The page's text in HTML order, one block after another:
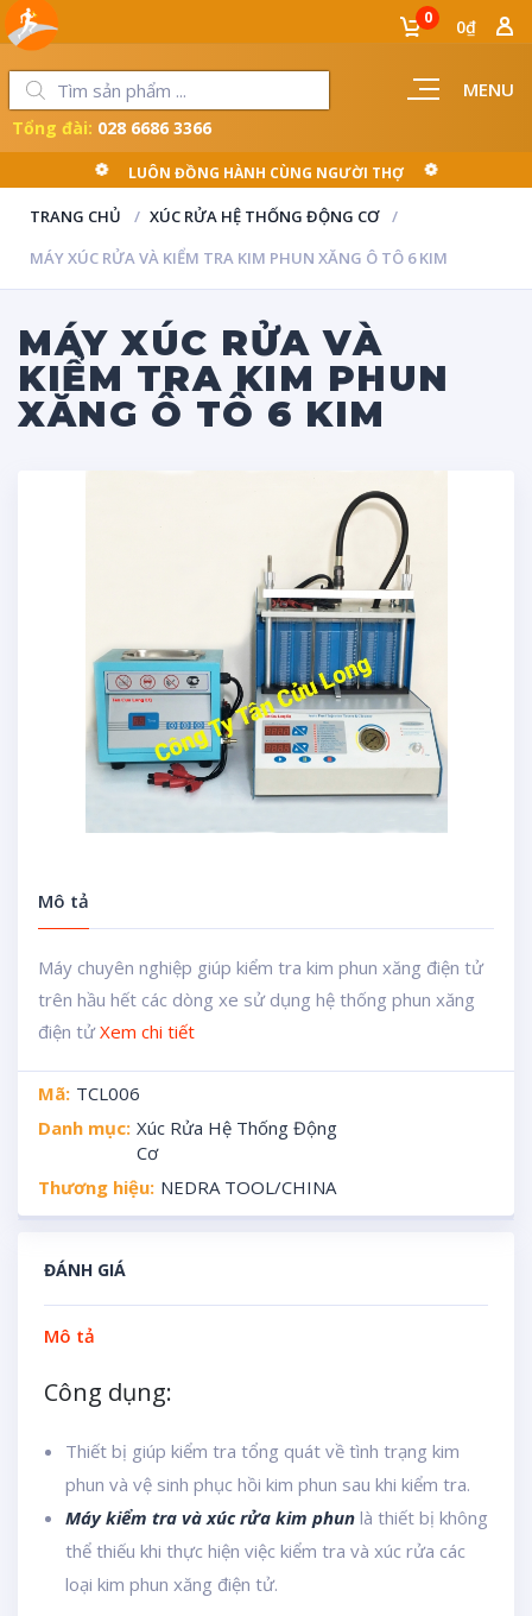
MENU
0 0₫
LUÔN ĐỒNG HÀNH CÙNG NGƯỜI THỢ
Tổng đài: 028 6686 3366
TRANG CHỦ
XÚC RỬA HỆ THỐNG ĐỘNG CƠ
MÁY XÚC RỬA VÀ KIỂM TRA KIM PHUN XĂNG Ô TÔ 6 KIM
MÁY XÚC RỬA VÀ
KIỂM TRA KIM PHUN
XĂNG Ô TÔ 6 KIM
Mô tả
Máy chuyên nghiệp giúp kiểm tra kim phun xăng điện tử
trên hầu hết các dòng xe sử dụng hệ thống phun xăng
điện tửXem chi tiết
Mã: TCL006
Danh mục: Xúc Rửa Hệ Thống Động
Cơ
Thương hiệu: NEDRA TOOL/CHINA
ĐÁNH GIÁ
Mô tả
Công dụng:
Thiết bị giúp kiểm tra tổng quát về tình trạng kim
phun và vệ sinh phục hồi kim phun sau khi kiểm tra.
Máy kiểm tra và xúc rửa kim phun là thiết bị không
thể thiếu khi thực hiện việc kiểm tra và xúc rửa các
loại kim phun xăng điện tử.